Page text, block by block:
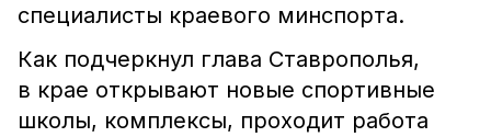
специалисты краевого минспорта.
Как подчеркнул глава Ставрополья,
в крае открывают новые спортивные
школы, комплексы, проходит работа